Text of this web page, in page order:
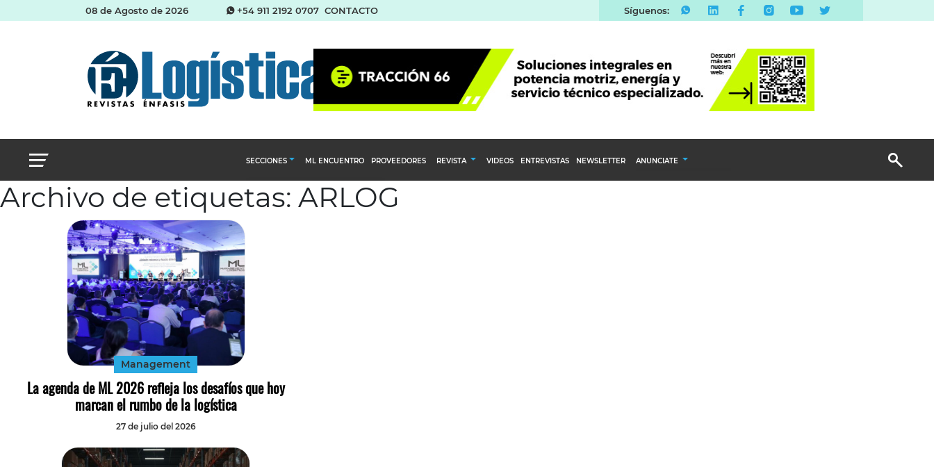
08 de Agosto de 2026 +54 911 2192 0707 CONTACTO Síguenos:
SECCIONES
Abastecimiento y compras
ML ENCUENTRO PROVEEDORES REVISTA VIDEOS ENTREVISTAS NEWSLETTER ANUNCIATE
Archivo de etiquetas: ARLOG
Management
La agenda de ML 2026 refleja los desafíos que hoy
marcan el rumbo de la logística
27 de julio del 2026